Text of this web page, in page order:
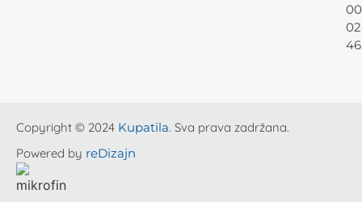
46
Copyright © 2024 Kupatila. Sva prava zadržana.
Powered by reDizajn